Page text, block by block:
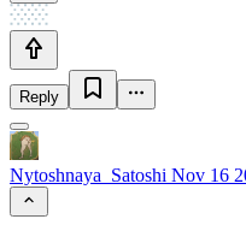
Reply
Nytoshnaya_Satoshi Nov 16